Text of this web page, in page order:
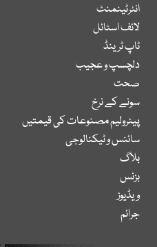
انٹرٹینمنٹ
لائف اسٹائل
ٹاپ ٹرینڈ
دلچسپ و عجیب
صحت
سونے کے نرخ
پیٹرولیم مصنوعات کی قیمتیں
سائنس و ٹیکنالوجی
بلاگ
بزنس
ویڈیوز
جرائم